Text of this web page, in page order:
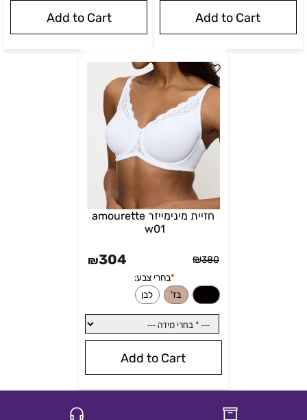
שחור
בז'
Add to Cart
Add to Cart
חזיית מינימייזר amourette
w01
₪380
₪304
Add to Cart